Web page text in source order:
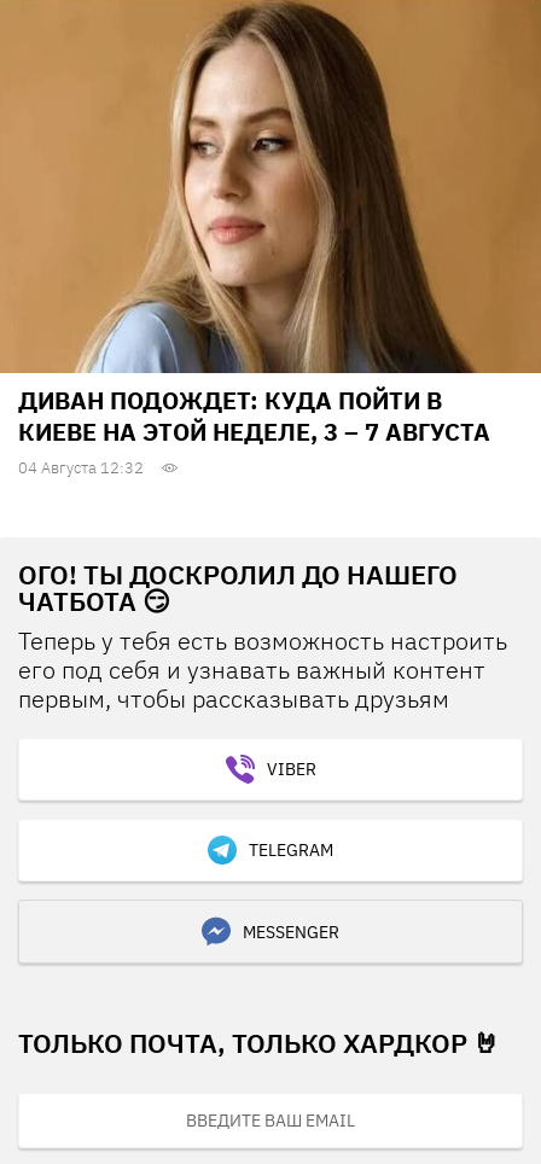
ДИВАН ПОДОЖДЕТ: КУДА ПОЙТИ В
КИЕВЕ НА ЭТОЙ НЕДЕЛЕ, 3 – 7 АВГУСТА
04 Августа 12:32
ОГО! ТЫ ДОСКРОЛИЛ ДО НАШЕГО
ЧАТБОТА 😏
Теперь у тебя есть возможность настроить
его под себя и узнавать важный контент
первым, чтобы рассказывать друзьям
VIBER
TELEGRAM
MESSENGER
ТОЛЬКО ПОЧТА, ТОЛЬКО ХАРДКОР 🤘